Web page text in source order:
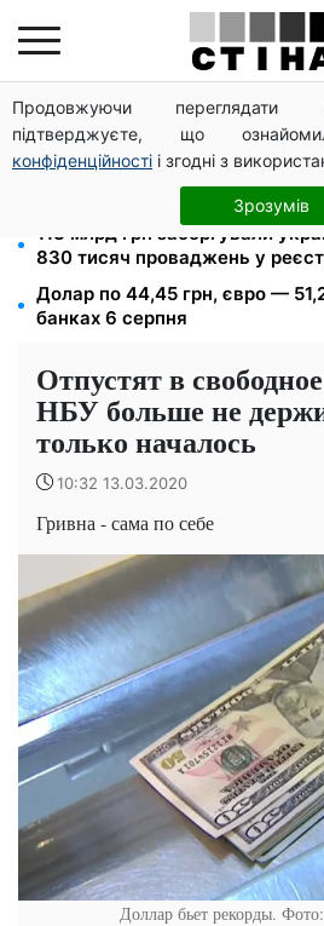
Продовжуючи переглядати
підтверджуєте, що
конфіденційності і згодні з
Зрозумів
200+ тисяч у СЗЧ, мільйони в
розкрив план реформи
Допомога людям з
Acted і NP реєструють
113 млрд грн заборгували
830 тисяч проваджень у
Долар по 44,45 грн, євро —
банках 6 серпня
Отпустят в
НБУ больше не
только началось
10:32 13.03.2020
Гривна - сама по себе
Доллар бьет рекорды.